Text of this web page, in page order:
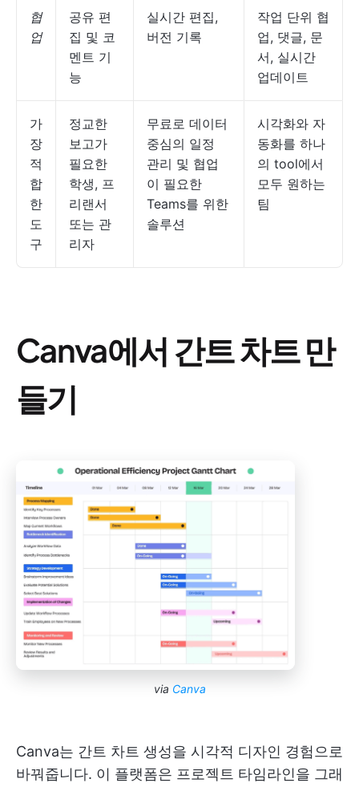
협
업
공유 편
집 및 코
멘트 기
능
실시간 편집,
버전 기록
작업 단위 협
업, 댓글, 문
서, 실시간
업데이트
가
장
적
합
한
도
구
정교한
보고가
필요한
학생, 프
리랜서
또는 관
리자
무료로 데이터
중심의 일정
관리 및 협업
이 필요한
Teams를 위한
솔루션
시각화와 자
동화를 하나
의 tool에서
모두 원하는
팀
Canva에서 간트 차트 만
들기
via Canva
Canva는 간트 차트 생성을 시각적 디자인 경험으로
바꿔줍니다. 이 플랫폼은 프로젝트 타임라인을 그래